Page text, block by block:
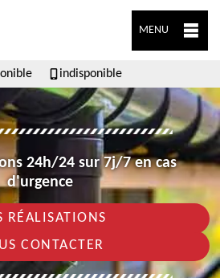
MENU
indisponible
24h/24 sur 7j/7 en cas
d'urgence
RÉALISATIONS
CONTACTER